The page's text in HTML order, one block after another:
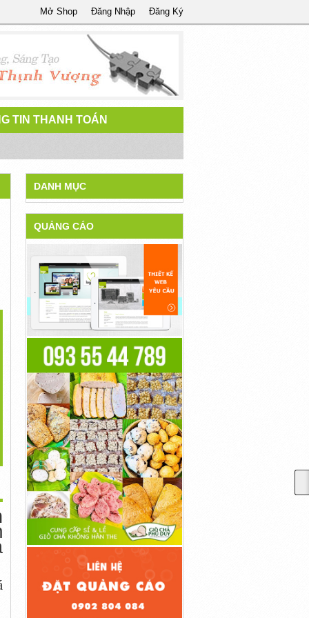
Đăng Ký
Đăng Nhập
Mở Shop
TIN THANH TOÁN
Tiền Sàn Binance Có
Mất...
100,000,000đ
>
DANH MỤC
QUẢNG CÁO